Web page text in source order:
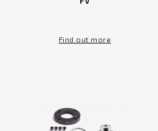
Find out more